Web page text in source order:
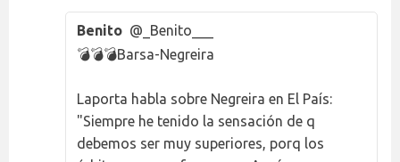
Benito @_Benito___
💣💣💣Barsa-Negreira
Laporta habla sobre Negreira en El País:
"Siempre he tenido la sensación de q
debemos ser muy superiores, porq los